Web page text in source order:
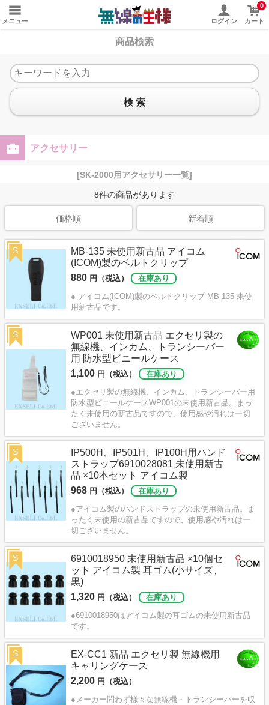
メニュー ログイン
0
カート
商品検索
検 索
アクセサリー
[SK-2000用アクセサリー一覧]
8件の商品があります
価格順 新着順
MB-135 未使用新古品 アイコム
(ICOM)製のベルトクリップ
880 円（税込）
在庫あり
● アイコム(ICOM)製のベルトクリップ MB-135 未使
用新古品です。
S
WP001 未使用新古品 エクセリ製の
無線機、インカム、トランシーバー
用 防水型ビニールケース
1,100 円（税込）
在庫あり
●エクセリ製の無線機、インカム、トランシーバー用
防水型ビニールケースWP001の未使用新古品。まっ
たく未使用の新古品ですので、使用感や汚れは一切
ございません。
S
IP500H、IP501H、IP100H用ハンド
ストラップ6910028081 未使用新古
品 ×10本セット アイコム製
968 円（税込）
在庫あり
●アイコム製のハンドストラップの未使用新古品。ま
ったく未使用の新古品ですので、使用感や汚れは一
切ございません。
S
6910018950 未使用新古品 ×10個セ
ット アイコム製 耳ゴム(小サイズ、
黒)
1,320 円（税込）
在庫あり
●6910018950はアイコム製の耳ゴムの未使用新古品
です。
S
EX-CC1 新品 エクセリ製 無線機用
キャリングケース
2,200 円（税込）
●メーカー問わず様々な無線機・トランシーバーを収
S